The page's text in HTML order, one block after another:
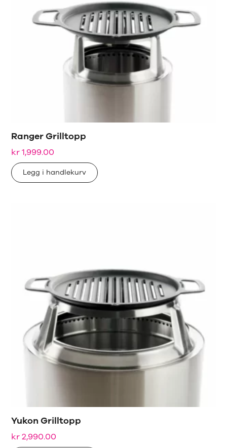
Ranger Grilltopp
kr1,999.00
Legg i handlekurv
Yukon Grilltopp
kr2,990.00